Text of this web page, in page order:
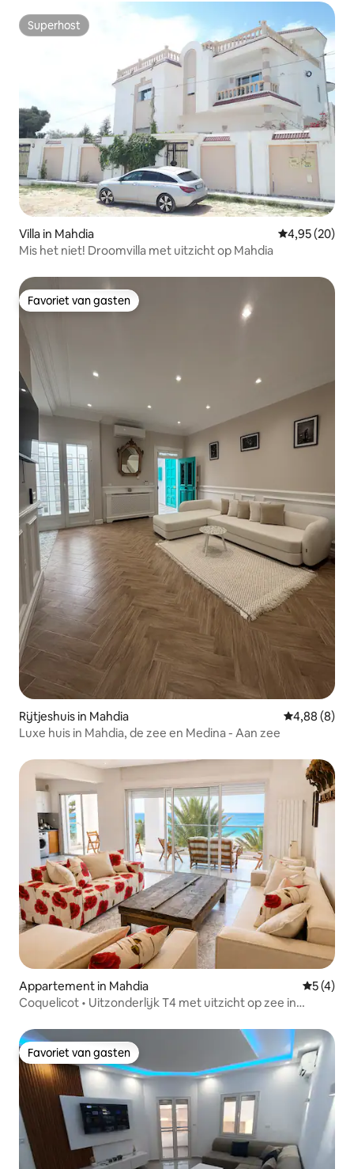
Superhost
Superhost
Villa in Mahdia Gemiddelde
4,95 (20)
Mis het niet! Droomvilla met uitzicht op Mahdia
Favoriet van gasten
Favoriet van gasten
Rijtjeshuis in Mahdia Gemiddelde
4,88 (8)
Luxe huis in Mahdia, de zee en Medina - Aan zee
Appartement in Mahdia
5 (4)
Coquelicot • Uitzonderlijk T4 met uitzicht op zee in
Favoriet van gasten
Favoriet van gasten